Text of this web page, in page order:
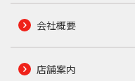
会社概要
店舗案内